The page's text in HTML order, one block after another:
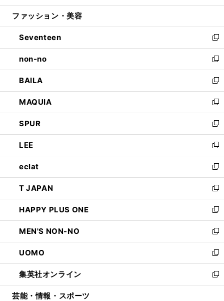
開
ウ
開
く
ン
ウ
で
開
く
ウ
ン
ド
ウ
で
開
く
ファッション・美容
Seventeen
新
し
い
ウ
ィ
ン
ド
ウ
で
開
く
non-no
新
し
い
ウ
ィ
ン
ド
ウ
で
開
く
BAILA
新
し
い
ウ
ィ
ン
ド
ウ
で
開
く
MAQUIA
新
し
い
ウ
ィ
ン
ド
ウ
で
開
く
SPUR
新
し
い
ウ
ィ
ン
ド
ウ
で
開
く
LEE
新
し
い
ウ
ィ
ン
ド
ウ
で
開
く
eclat
新
し
い
ウ
ィ
ン
ド
ウ
で
開
く
T JAPAN
新
し
い
ウ
ィ
ン
ド
ウ
で
開
HAPPY PLUS ONE
新
し
い
ウ
ィ
ン
ド
ウ
MEN'S NON-NO
新
し
い
ウ
ィ
ン
UOMO
新
し
い
ウ
集英社オンライン
新
し
芸能・情報・スポーツ